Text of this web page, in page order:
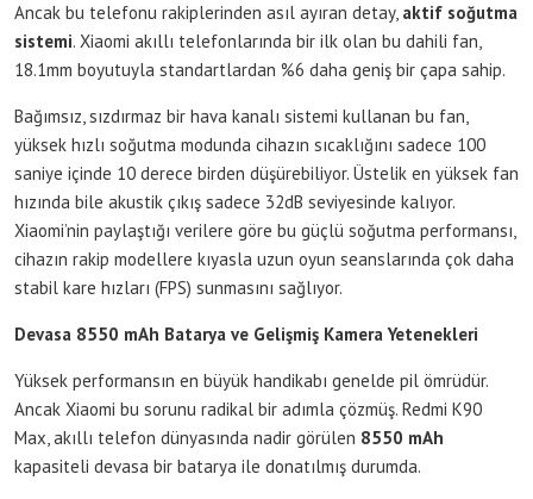
Ancak bu telefonu rakiplerinden asıl ayıran detay, aktif soğutma
sistemi. Xiaomi akıllı telefonlarında bir ilk olan bu dahili fan,
18.1mm boyutuyla standartlardan %6 daha geniş bir çapa sahip.
Bağımsız, sızdırmaz bir hava kanalı sistemi kullanan bu fan,
yüksek hızlı soğutma modunda cihazın sıcaklığını sadece 100
saniye içinde 10 derece birden düşürebiliyor. Üstelik en yüksek fan
hızında bile akustik çıkış sadece 32dB seviyesinde kalıyor.
Xiaomi’nin paylaştığı verilere göre bu güçlü soğutma performansı,
cihazın rakip modellere kıyasla uzun oyun seanslarında çok daha
stabil kare hızları (FPS) sunmasını sağlıyor.
Devasa 8550 mAh Batarya ve Gelişmiş Kamera Yetenekleri
Yüksek performansın en büyük handikabı genelde pil ömrüdür.
Ancak Xiaomi bu sorunu radikal bir adımla çözmüş. Redmi K90
Max, akıllı telefon dünyasında nadir görülen 8550 mAh
kapasiteli devasa bir batarya ile donatılmış durumda.